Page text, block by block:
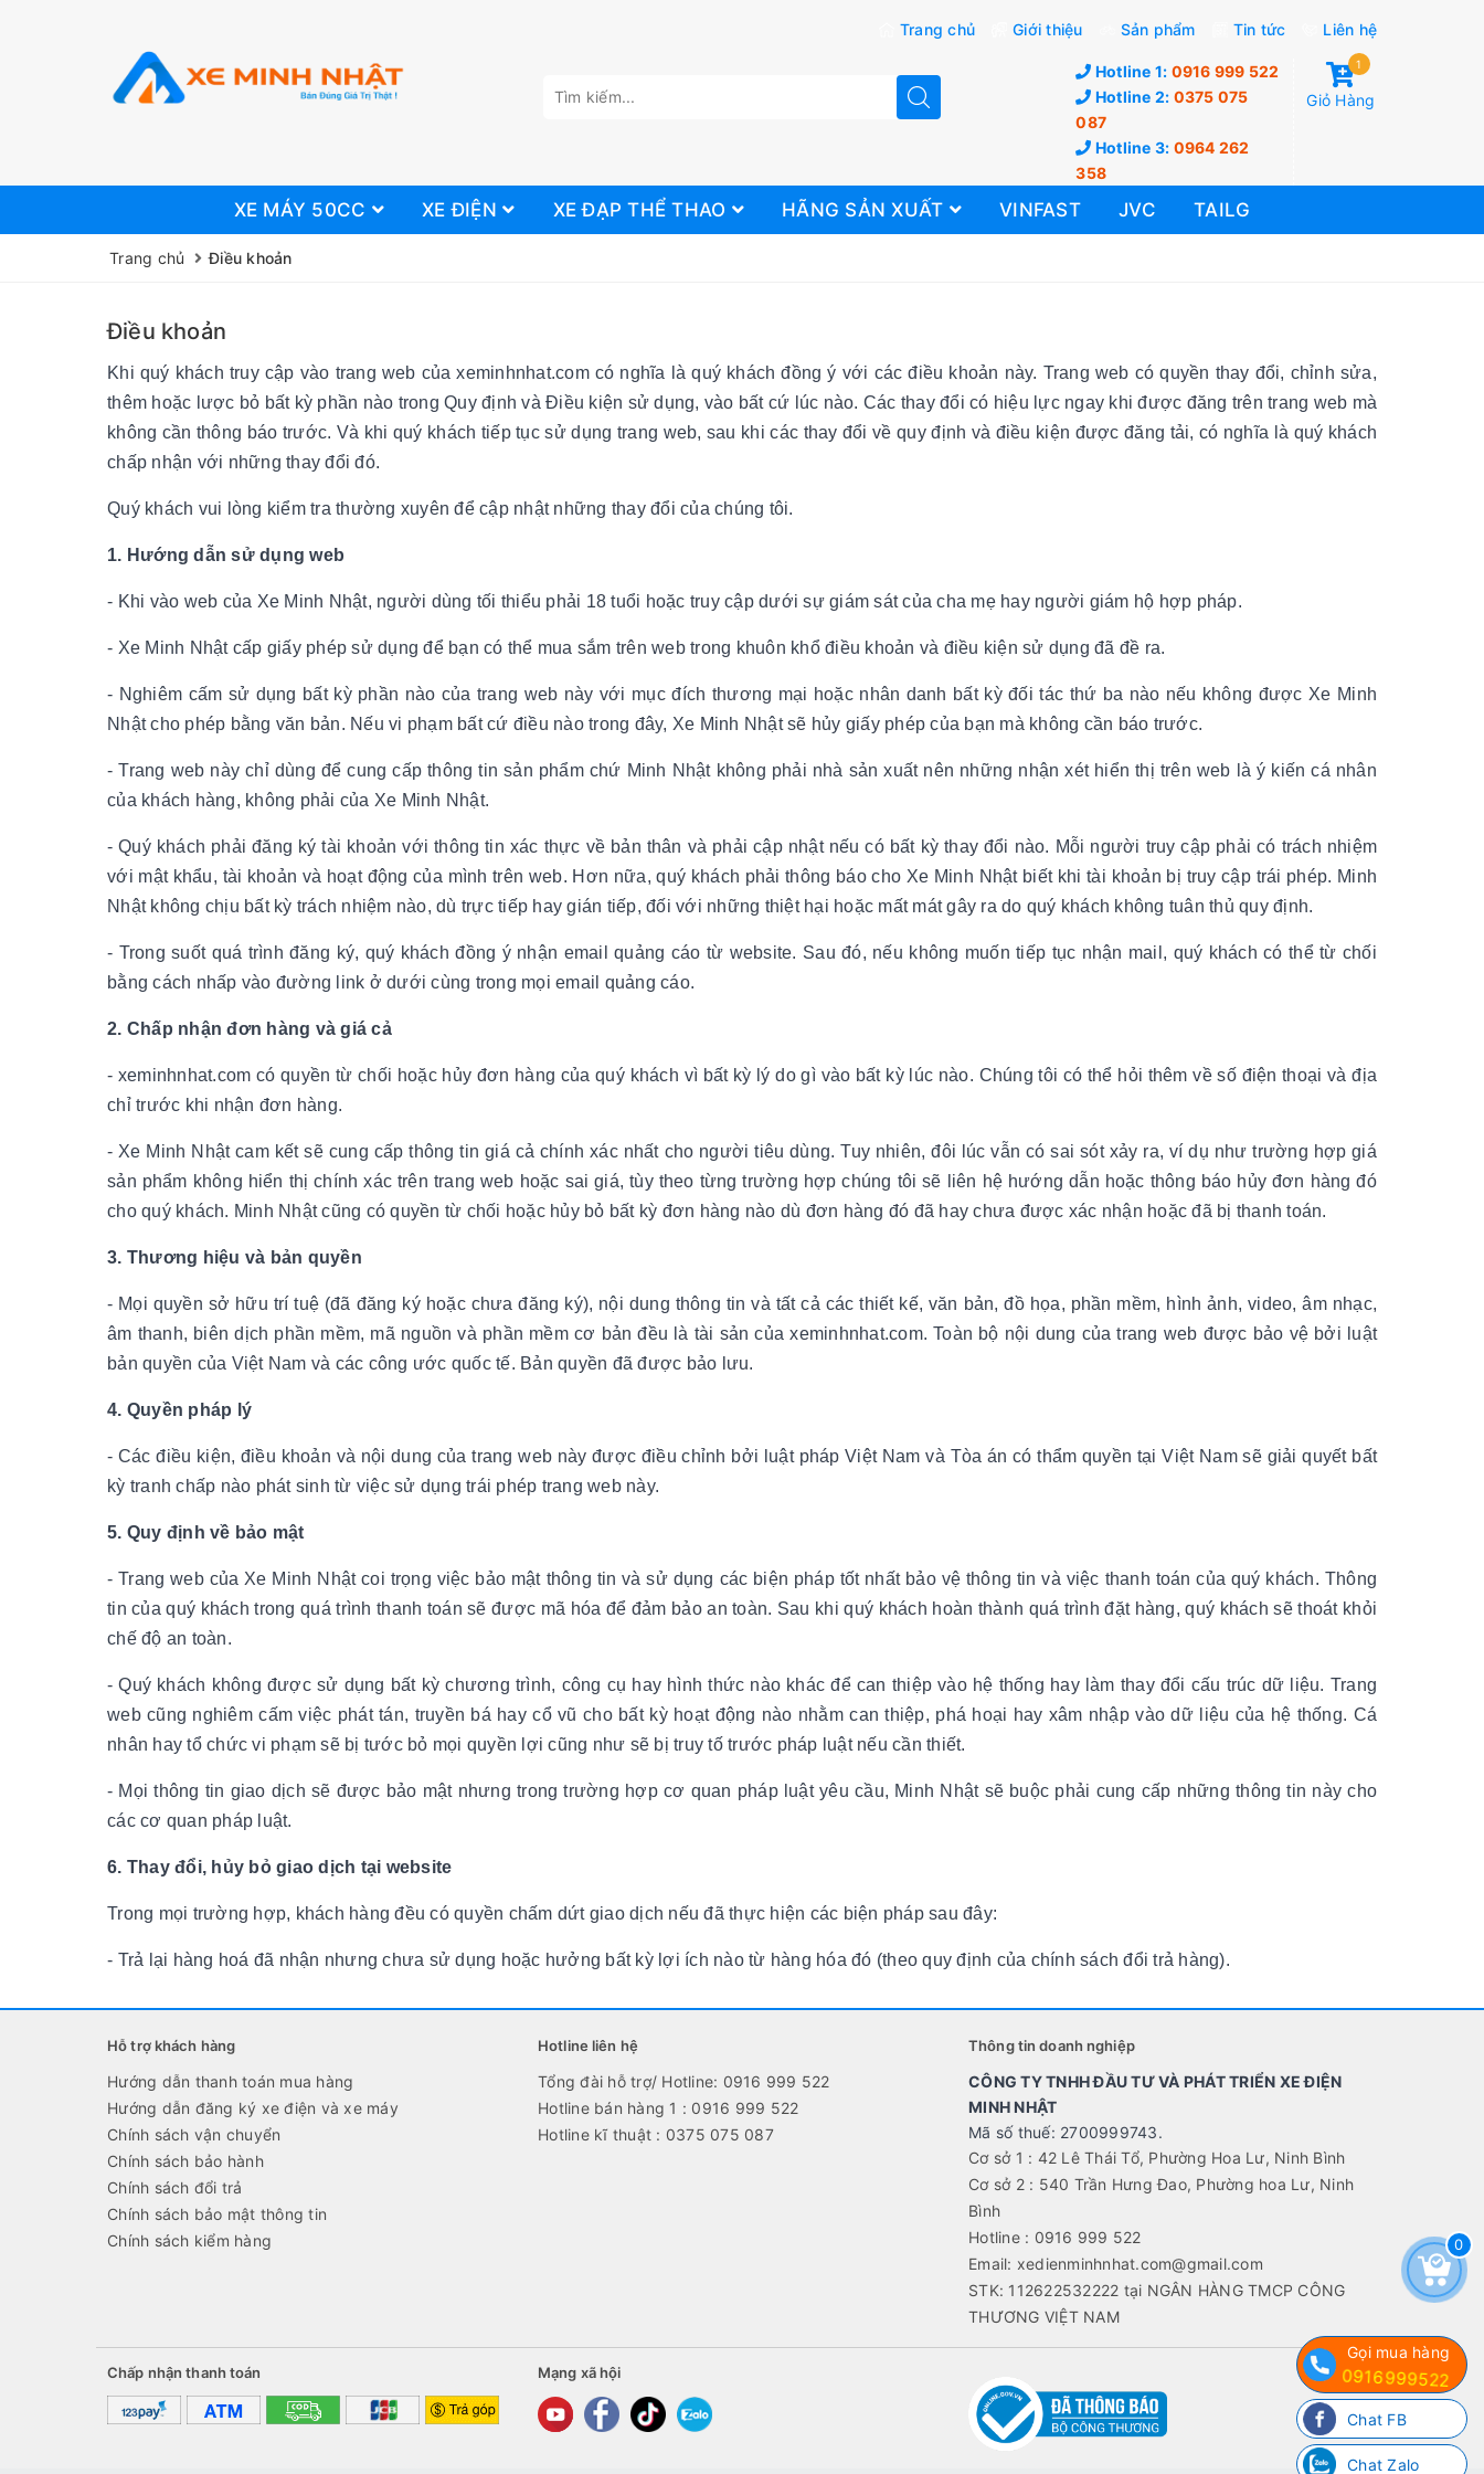
Trang chủ Giới thiệu Sản phẩm Tin tức Liên hệ
Hotline 1: 0916 999 522
Hotline 2: 0375 075
087
Hotline 3: 0964 262
358
1
Giỏ Hàng
XE MÁY 50CC XE ĐIỆN XE ĐẠP THỂ THAO HÃNG SẢN XUẤT VINFAST JVC TAILG
Trang chủ Điều khoản
Điều khoản
Khi quý khách truy cập vào trang web của xeminhnhat.com có nghĩa là quý khách đồng ý với các điều khoản này. Trang web có quyền thay đổi, chỉnh sửa,
thêm hoặc lược bỏ bất kỳ phần nào trong Quy định và Điều kiện sử dụng, vào bất cứ lúc nào. Các thay đổi có hiệu lực ngay khi được đăng trên trang web mà
không cần thông báo trước. Và khi quý khách tiếp tục sử dụng trang web, sau khi các thay đổi về quy định và điều kiện được đăng tải, có nghĩa là quý khách
chấp nhận với những thay đổi đó.
Quý khách vui lòng kiểm tra thường xuyên để cập nhật những thay đổi của chúng tôi.
1. Hướng dẫn sử dụng web
- Khi vào web của Xe Minh Nhật, người dùng tối thiểu phải 18 tuổi hoặc truy cập dưới sự giám sát của cha mẹ hay người giám hộ hợp pháp.
- Xe Minh Nhật cấp giấy phép sử dụng để bạn có thể mua sắm trên web trong khuôn khổ điều khoản và điều kiện sử dụng đã đề ra.
- Nghiêm cấm sử dụng bất kỳ phần nào của trang web này với mục đích thương mại hoặc nhân danh bất kỳ đối tác thứ ba nào nếu không được Xe Minh
Nhật cho phép bằng văn bản. Nếu vi phạm bất cứ điều nào trong đây, Xe Minh Nhật sẽ hủy giấy phép của bạn mà không cần báo trước.
- Trang web này chỉ dùng để cung cấp thông tin sản phẩm chứ Minh Nhật không phải nhà sản xuất nên những nhận xét hiển thị trên web là ý kiến cá nhân
của khách hàng, không phải của Xe Minh Nhật.
- Quý khách phải đăng ký tài khoản với thông tin xác thực về bản thân và phải cập nhật nếu có bất kỳ thay đổi nào. Mỗi người truy cập phải có trách nhiệm
với mật khẩu, tài khoản và hoạt động của mình trên web. Hơn nữa, quý khách phải thông báo cho Xe Minh Nhật biết khi tài khoản bị truy cập trái phép. Minh
Nhật không chịu bất kỳ trách nhiệm nào, dù trực tiếp hay gián tiếp, đối với những thiệt hại hoặc mất mát gây ra do quý khách không tuân thủ quy định.
- Trong suốt quá trình đăng ký, quý khách đồng ý nhận email quảng cáo từ website. Sau đó, nếu không muốn tiếp tục nhận mail, quý khách có thể từ chối
bằng cách nhấp vào đường link ở dưới cùng trong mọi email quảng cáo.
2. Chấp nhận đơn hàng và giá cả
- xeminhnhat.com có quyền từ chối hoặc hủy đơn hàng của quý khách vì bất kỳ lý do gì vào bất kỳ lúc nào. Chúng tôi có thể hỏi thêm về số điện thoại và địa
chỉ trước khi nhận đơn hàng.
- Xe Minh Nhật cam kết sẽ cung cấp thông tin giá cả chính xác nhất cho người tiêu dùng. Tuy nhiên, đôi lúc vẫn có sai sót xảy ra, ví dụ như trường hợp giá
sản phẩm không hiển thị chính xác trên trang web hoặc sai giá, tùy theo từng trường hợp chúng tôi sẽ liên hệ hướng dẫn hoặc thông báo hủy đơn hàng đó
cho quý khách. Minh Nhật cũng có quyền từ chối hoặc hủy bỏ bất kỳ đơn hàng nào dù đơn hàng đó đã hay chưa được xác nhận hoặc đã bị thanh toán.
3. Thương hiệu và bản quyền
- Mọi quyền sở hữu trí tuệ (đã đăng ký hoặc chưa đăng ký), nội dung thông tin và tất cả các thiết kế, văn bản, đồ họa, phần mềm, hình ảnh, video, âm nhạc,
âm thanh, biên dịch phần mềm, mã nguồn và phần mềm cơ bản đều là tài sản của xeminhnhat.com. Toàn bộ nội dung của trang web được bảo vệ bởi luật
bản quyền của Việt Nam và các công ước quốc tế. Bản quyền đã được bảo lưu.
4. Quyền pháp lý
- Các điều kiện, điều khoản và nội dung của trang web này được điều chỉnh bởi luật pháp Việt Nam và Tòa án có thẩm quyền tại Việt Nam sẽ giải quyết bất
kỳ tranh chấp nào phát sinh từ việc sử dụng trái phép trang web này.
5. Quy định về bảo mật
- Trang web của Xe Minh Nhật coi trọng việc bảo mật thông tin và sử dụng các biện pháp tốt nhất bảo vệ thông tin và việc thanh toán của quý khách. Thông
tin của quý khách trong quá trình thanh toán sẽ được mã hóa để đảm bảo an toàn. Sau khi quý khách hoàn thành quá trình đặt hàng, quý khách sẽ thoát khỏi
chế độ an toàn.
- Quý khách không được sử dụng bất kỳ chương trình, công cụ hay hình thức nào khác để can thiệp vào hệ thống hay làm thay đổi cấu trúc dữ liệu. Trang
web cũng nghiêm cấm việc phát tán, truyền bá hay cổ vũ cho bất kỳ hoạt động nào nhằm can thiệp, phá hoại hay xâm nhập vào dữ liệu của hệ thống. Cá
nhân hay tổ chức vi phạm sẽ bị tước bỏ mọi quyền lợi cũng như sẽ bị truy tố trước pháp luật nếu cần thiết.
- Mọi thông tin giao dịch sẽ được bảo mật nhưng trong trường hợp cơ quan pháp luật yêu cầu, Minh Nhật sẽ buộc phải cung cấp những thông tin này cho
các cơ quan pháp luật.
6. Thay đổi, hủy bỏ giao dịch tại website
Trong mọi trường hợp, khách hàng đều có quyền chấm dứt giao dịch nếu đã thực hiện các biện pháp sau đây:
- Trả lại hàng hoá đã nhận nhưng chưa sử dụng hoặc hưởng bất kỳ lợi ích nào từ hàng hóa đó (theo quy định của chính sách đổi trả hàng).
Hỗ trợ khách hàng
Hướng dẫn thanh toán mua hàng
Hướng dẫn đăng ký xe điện và xe máy
Chính sách vận chuyển
Chính sách bảo hành
Chính sách đổi trả
Chính sách bảo mật thông tin
Chính sách kiểm hàng
Hotline liên hệ
Tổng đài hỗ trợ/ Hotline: 0916 999 522
Hotline bán hàng 1 : 0916 999 522
Hotline kĩ thuật : 0375 075 087
Thông tin doanh nghiệp
CÔNG TY TNHH ĐẦU TƯ VÀ PHÁT TRIỂN XE ĐIỆN
MINH NHẬT
Mã số thuế: 2700999743.
Cơ sở 1 : 42 Lê Thái Tổ, Phường Hoa Lư, Ninh Bình
Cơ sở 2 : 540 Trần Hưng Đao, Phường hoa Lư, Ninh
Bình
Hotline : 0916 999 522
Email: xedienminhnhat.com@gmail.com
STK: 112622532222 tại NGÂN HÀNG TMCP CÔNG
THƯƠNG VIỆT NAM
Chấp nhận thanh toán Mạng xã hội
Gọi mua hàng
0916999522
Chat FB
Chat Zalo
0